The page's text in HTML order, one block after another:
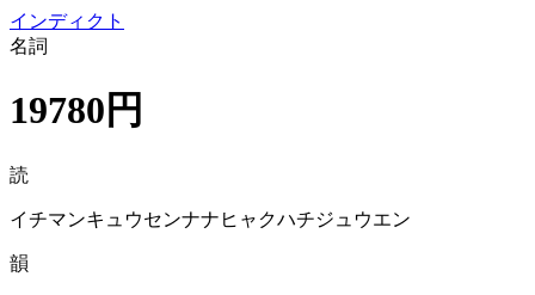
インディクト
名詞
19780円
読
イチマンキュウセンナナヒャクハチジュウエン
韻